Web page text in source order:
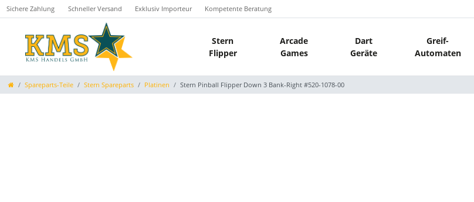
Sichere Zahlung Schneller Versand Exklusiv Importeur Kompetente Beratung
Stern
Flipper
Arcade
Games
Dart
Geräte
Greif-
Automaten
Spareparts-Teile Stern Spareparts Platinen Stern Pinball Flipper Down 3 Bank-Right #520-1078-00